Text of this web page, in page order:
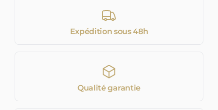
Expédition sous 48h
Qualité garantie